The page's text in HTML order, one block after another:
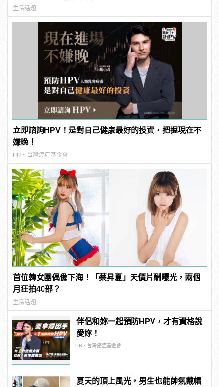
生活話題
立即諮詢HPV！是對自己健康最好的投資，把握現在不
嫌晚！
PR・台灣癌症基金會
首位韓女團偶像下海！「蔡昇夏」天價片酬曝光，兩個
月狂拍40部？
生活話題
伴侶和妳一起預防HPV，才有資格說
愛妳！
PR・台灣癌症基金會
夏天的頂上風光，男生也能帥氣戴帽